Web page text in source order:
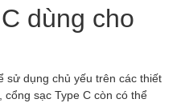
dùng cho
sử dụng chủ yếu trên các thiết
sạc Type C còn có thể